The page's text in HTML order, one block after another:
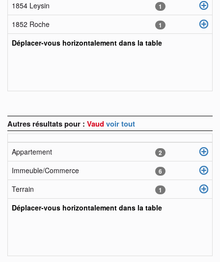
1854 Leysin 1
1852 Roche 1
Déplacer-vous horizontalement dans la table
Autres résultats pour : Vaud voir tout
Appartement 2
Immeuble/Commerce 6
Terrain 1
Déplacer-vous horizontalement dans la table